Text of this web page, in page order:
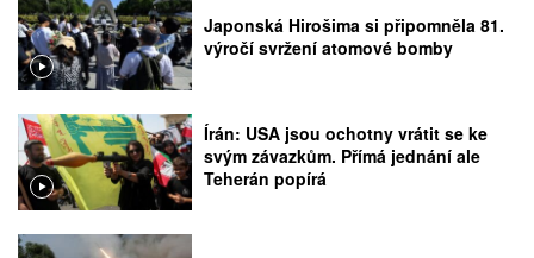
Japonská Hirošima si připomněla 81.
výročí svržení atomové bomby
Írán: USA jsou ochotny vrátit se ke
svým závazkům. Přímá jednání ale
Teherán popírá